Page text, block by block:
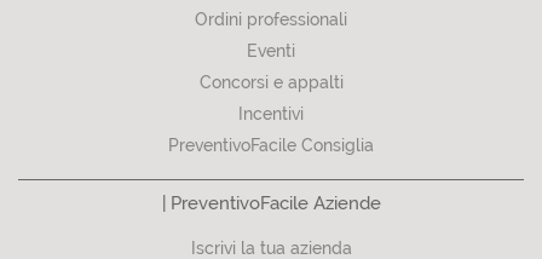
Ordini professionali
Eventi
Concorsi e appalti
Incentivi
PreventivoFacile Consiglia
| PreventivoFacile Aziende
Iscrivi la tua azienda